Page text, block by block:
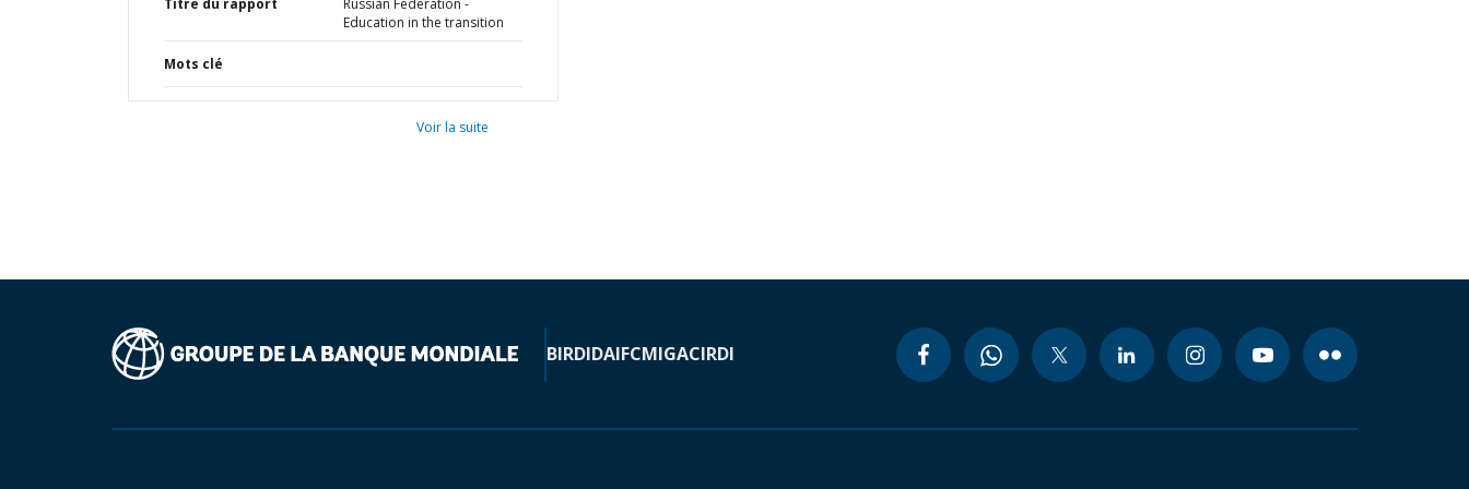
Titre du rapport
Russian Federation -
Education in the transition
Mots clé
Voir la suite
BIRDIDAIFCMIGACIRDI